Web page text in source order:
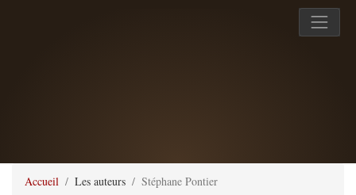
Accueil Les auteurs Stéphane Pontier